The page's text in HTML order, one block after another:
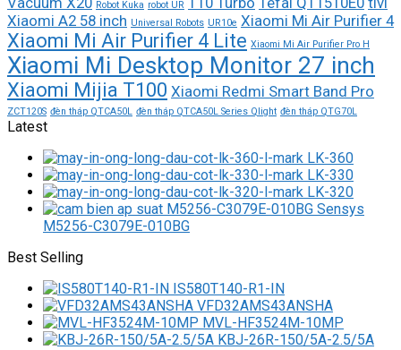
Robot Kuka robot UR
Xiaomi A2 58 inch Universal Robots UR10e Xiaomi Mi Air Purifier 4
Xiaomi Mi Air Purifier 4 Lite Xiaomi Mi Air Purifier Pro H
Xiaomi Mi Desktop Monitor 27 inch
Xiaomi Mijia T100 Xiaomi Redmi Smart Band Pro
ZCT120S đèn tháp QTCA50L đèn tháp QTCA50L Series Qlight đèn tháp QTG70L
Latest
LK-360
LK-330
LK-320
M5256-C3079E-010BG
Best Selling
IS580T140-R1-IN
VFD32AMS43ANSHA
MVL-HF3524M-10MP
KBJ-26R-150/5A-2.5/5A